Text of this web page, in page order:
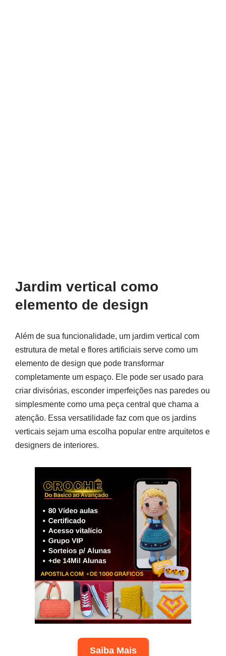
Jardim vertical como
elemento de design
Além de sua funcionalidade, um jardim vertical com
estrutura de metal e flores artificiais serve como um
elemento de design que pode transformar
completamente um espaço. Ele pode ser usado para
criar divisórias, esconder imperfeições nas paredes ou
simplesmente como uma peça central que chama a
atenção. Essa versatilidade faz com que os jardins
verticais sejam uma escolha popular entre arquitetos e
designers de interiores.
Saiba Mais